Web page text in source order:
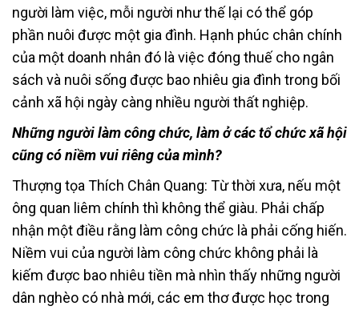
người làm việc, mỗi người như thế lại có thể góp
phần nuôi được một gia đình. Hạnh phúc chân chính
của một doanh nhân đó là việc đóng thuế cho ngân
sách và nuôi sống được bao nhiêu gia đình trong bối
cảnh xã hội ngày càng nhiều người thất nghiệp.
Những người làm công chức, làm ở các tổ chức xã hội
cũng có niềm vui riêng của mình?
Thượng tọa Thích Chân Quang: Từ thời xưa, nếu một
ông quan liêm chính thì không thể giàu. Phải chấp
nhận một điều rằng làm công chức là phải cống hiến.
Niềm vui của người làm công chức không phải là
kiếm được bao nhiêu tiền mà nhìn thấy những người
dân nghèo có nhà mới, các em thơ được học trong